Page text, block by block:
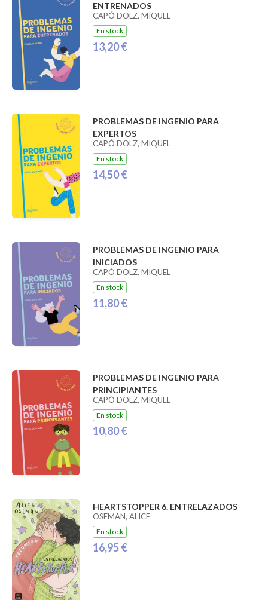
ENTRENADOS
CAPÓ DOLZ, MIQUEL
En stock
13,20 €
PROBLEMAS DE INGENIO PARA
EXPERTOS
CAPÓ DOLZ, MIQUEL
En stock
14,50 €
PROBLEMAS DE INGENIO PARA
INICIADOS
CAPÓ DOLZ, MIQUEL
En stock
11,80 €
PROBLEMAS DE INGENIO PARA
PRINCIPIANTES
CAPÓ DOLZ, MIQUEL
En stock
10,80 €
HEARTSTOPPER 6. ENTRELAZADOS
OSEMAN, ALICE
En stock
16,95 €